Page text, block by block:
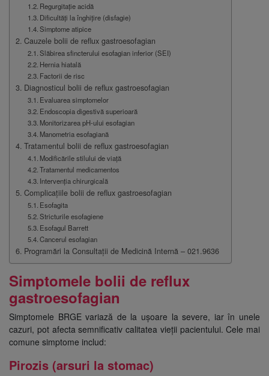
Regurgitație acidă
Dificultăți la înghițire (disfagie)
Simptome atipice
Cauzele bolii de reflux gastroesofagian
Slăbirea sfincterului esofagian inferior (SEI)
Hernia hiatală
Factorii de risc
Diagnosticul bolii de reflux gastroesofagian
Evaluarea simptomelor
Endoscopia digestivă superioară
Monitorizarea pH-ului esofagian
Manometria esofagiană
Tratamentul bolii de reflux gastroesofagian
Modificările stilului de viață
Tratamentul medicamentos
Intervenția chirurgicală
Complicațiile bolii de reflux gastroesofagian
Esofagita
Stricturile esofagiene
Esofagul Barrett
Cancerul esofagian
Programări la Consultații de Medicină Internă – 021.9636
Simptomele bolii de reflux
gastroesofagian
Simptomele BRGE variază de la ușoare la severe, iar în unele
cazuri, pot afecta semnificativ calitatea vieții pacientului. Cele mai
comune simptome includ:
Pirozis (arsuri la stomac)